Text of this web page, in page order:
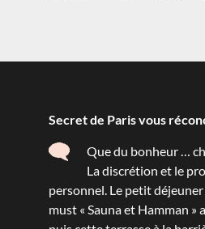
Secret de Paris vous
Que du bonheur …
La discrétion et le
personnel. Le petit
must « Sauna et Hamman »